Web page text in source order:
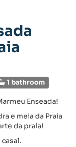
1 bathroom
Enseada!
e meia da Praia
da praia!